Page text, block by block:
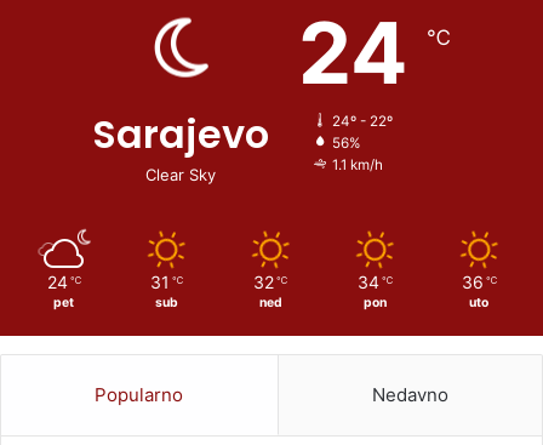
Sarajevo
Clear Sky
24 ℃
24º - 22º
56%
1.1 km/h
24 ℃
pet
31 ℃
sub
32 ℃
ned
34 ℃
pon
36 ℃
uto
Popularno Nedavno